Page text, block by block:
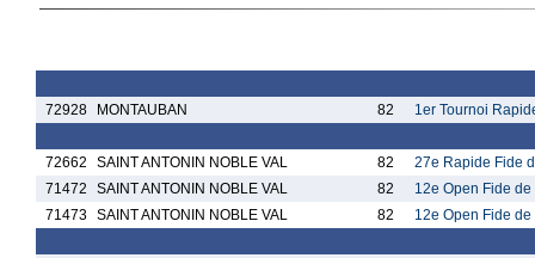
72928 MONTAUBAN 82 1er Tournoi
72662 SAINT ANTONIN NOBLE VAL 82
27e Rapide Fide
71472
SAINT ANTONIN NOBLE VAL 82
12e Open Fide
71473 SAINT ANTONIN NOBLE VAL 82 12e Open Fide